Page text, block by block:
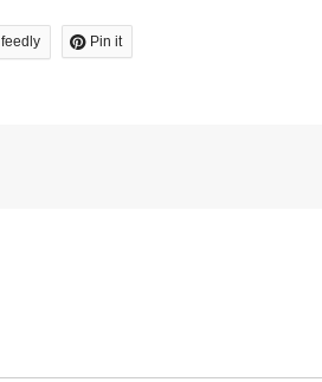
feedly Pin it